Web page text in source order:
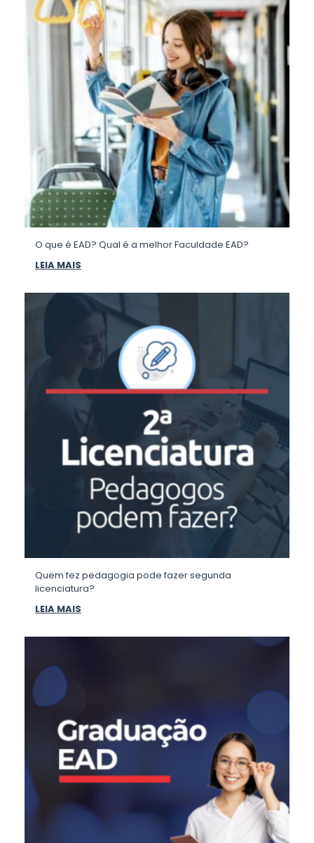
O que é EAD? Qual é a melhor Faculdade EAD?
LEIA MAIS
Quem fez pedagogia pode fazer segunda
licenciatura?
LEIA MAIS